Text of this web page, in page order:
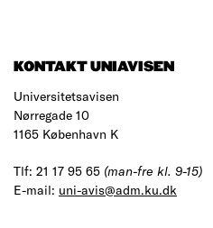
KONTAKT UNIAVISEN
Universitetsavisen
Nørregade 10
1165 København K
Tlf: 21 17 95 65 (man-fre kl. 9-15)
E-mail: uni-avis@adm.ku.dk